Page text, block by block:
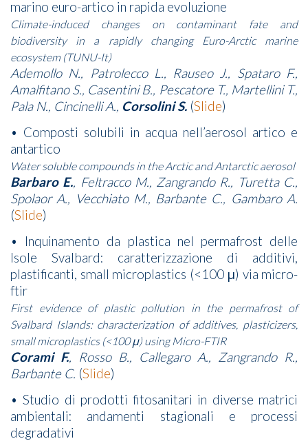
marino euro-artico in rapida evoluzione
Climate-induced changes on contaminant fate and
biodiversity in a rapidly changing Euro-Arctic marine
ecosystem (TUNU-It)
Ademollo N., Patrolecco L., Rauseo J., Spataro F.,
Amalfitano S., Casentini B., Pescatore T., Martellini T.,
Pala N., Cincinelli A., Corsolini S. (Slide)
• Composti solubili in acqua nell’aerosol artico e
antartico
Water soluble compounds in the Arctic and Antarctic aerosol
Barbaro E., Feltracco M., Zangrando R., Turetta C.,
Spolaor A., Vecchiato M., Barbante C., Gambaro A.
(Slide)
• Inquinamento da plastica nel permafrost delle
Isole Svalbard: caratterizzazione di additivi,
plastificanti, small microplastics (<100 μ) via micro-
ftir
First evidence of plastic pollution in the permafrost of
Svalbard Islands: characterization of additives, plasticizers,
small microplastics (<100 μ) using Micro-FTIR
Corami F., Rosso B., Callegaro A., Zangrando R.,
Barbante C. (Slide)
• Studio di prodotti fitosanitari in diverse matrici
ambientali: andamenti stagionali e processi
degradativi